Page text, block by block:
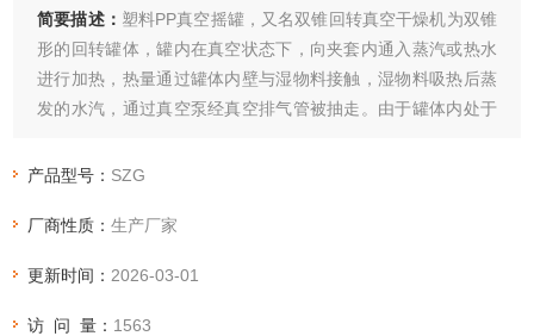
简要描述： 塑料PP真空摇罐，又名双锥回转真空干燥机为双锥
形的回转罐体，罐内在真空状态下，向夹套内通入蒸汽或热水
进行加热，热量通过罐体内壁与湿物料接触，湿物料吸热后蒸
发的水汽，通过真空泵经真空排气管被抽走。由于罐体内处于
了物料的干燥速度，提高干燥效率，达到均匀干燥的目的。
产品型号： SZG
厂商性质：生产厂家
更新时间： 2026-03-01
访 问 量： 1563